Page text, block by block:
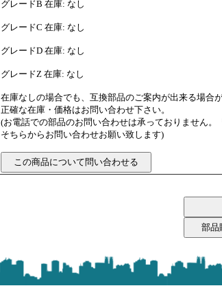
グレードB 在庫: なし
グレードC 在庫: なし
グレードD 在庫: なし
グレードZ 在庫: なし
在庫なしの場合でも、互換部品のご案内が出来る場合が
正確な在庫・価格はお問い合わせ下さい。
(お電話での部品のお問い合わせは承っておりません
そちらからお問い合わせお願い致します)